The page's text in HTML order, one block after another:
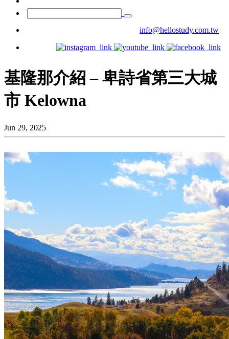
info@hellostudy.com.tw
基隆那介紹 – 卑詩省第三大城
市 Kelowna
Jun 29, 2025